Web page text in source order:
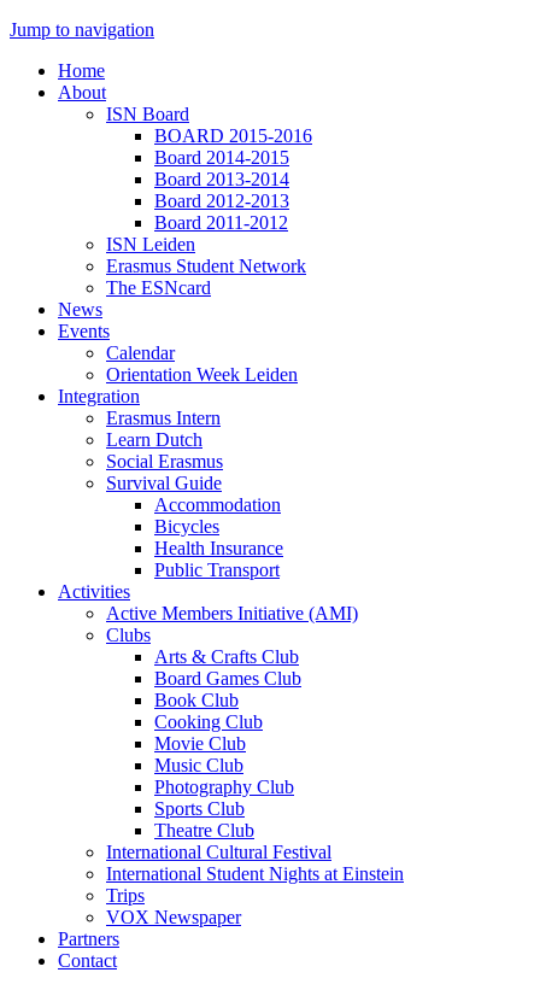
Jump to navigation
Home
About
ISN Board
BOARD 2015-2016
Board 2014-2015
Board 2013-2014
Board 2012-2013
Board 2011-2012
ISN Leiden
Erasmus Student Network
The ESNcard
News
Events
Calendar
Orientation Week Leiden
Integration
Erasmus Intern
Learn Dutch
Social Erasmus
Survival Guide
Accommodation
Bicycles
Health Insurance
Public Transport
Activities
Active Members Initiative (AMI)
Clubs
Arts & Crafts Club
Board Games Club
Book Club
Cooking Club
Movie Club
Music Club
Photography Club
Sports Club
Theatre Club
International Cultural Festival
International Student Nights at Einstein
Trips
VOX Newspaper
Partners
Contact